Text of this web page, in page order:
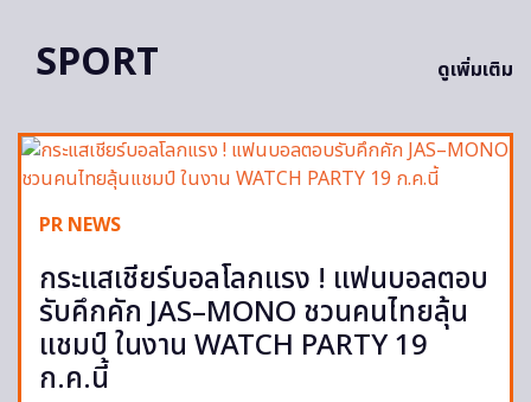
SPORT
ดูเพิ่มเติม
PR NEWS
กระแสเชียร์บอลโลกแรง ! แฟนบอลตอบ
รับคึกคัก JAS–MONO ชวนคนไทยลุ้น
แชมป์ ในงาน WATCH PARTY 19
ก.ค.นี้